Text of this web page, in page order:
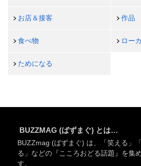
お店＆接客 作品
食べ物 ロー
ためになる
BUZZMAG (ばずまぐ) とは…
BUZZmag (ばずまぐ) は、「笑える」
る」などの『こころおどる話題』を集
す。